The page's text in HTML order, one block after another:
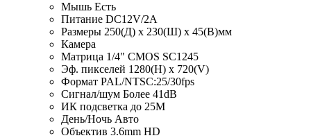
Мышь Есть
Питание DC12V/2A
Размеры 250(Д) x 230(Ш) x 45(В)мм
Камера
Матрица 1/4" CMOS SC1245
Эф. пикселей 1280(H) x 720(V)
Формат PAL/NTSC:25/30fps
Сигнал/шум Более 41dB
ИК подсветка до 25M
День/Ночь Авто
Объектив 3.6mm HD